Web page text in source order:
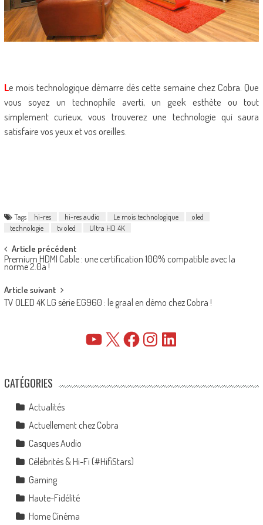
Le mois technologique démarre dès cette semaine chez Cobra. Que
vous soyez un technophile averti, un geek esthète ou tout
simplement curieux, vous trouverez une technologie qui saura
satisfaire vos yeux et vos oreilles.
Tags hi-res hi-res audio Le mois technologique
oled
technologie
tv oled Ultra HD 4K
Post
navigation
Article précédent
Premium HDMI Cable : une certification 100% compatible avec la
norme 2.0a !
Article suivant
TV OLED 4K LG série EG960 : le graal en démo chez Cobra !
YouTube FacebookInstagramLinkedIn
CATÉGORIES
Actualités
Actuellement chez Cobra
Casques Audio
Célébrités & Hi-Fi (#HifiStars)
Gaming
Haute-Fidélité
Home Cinéma